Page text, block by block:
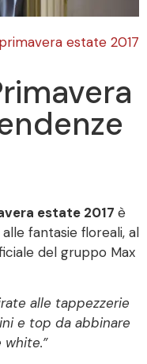
estate 2017
estate 2017 è
fantasie floreali, al
del gruppo Max
alle tappezzerie
e top da abbinare